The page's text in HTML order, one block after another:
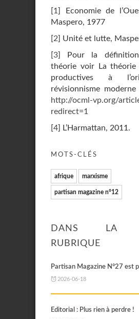
[1 ]
Economie de
Maspero, 1977
[2] Unité et lutte,
[3]
Pour la
théorie voir La théorie
productives à
révisionnisme moderne
http://ocml-vp.org/
redirect=1
[4] L’Harmattan, 2011.
MOTS-CLÉS
afrique marxisme
partisan magazine n°12
DANS LA
RUBRIQUE
Partisan Magazine N°27 est
2026-06-18
Editorial : Plus rien à perdre !